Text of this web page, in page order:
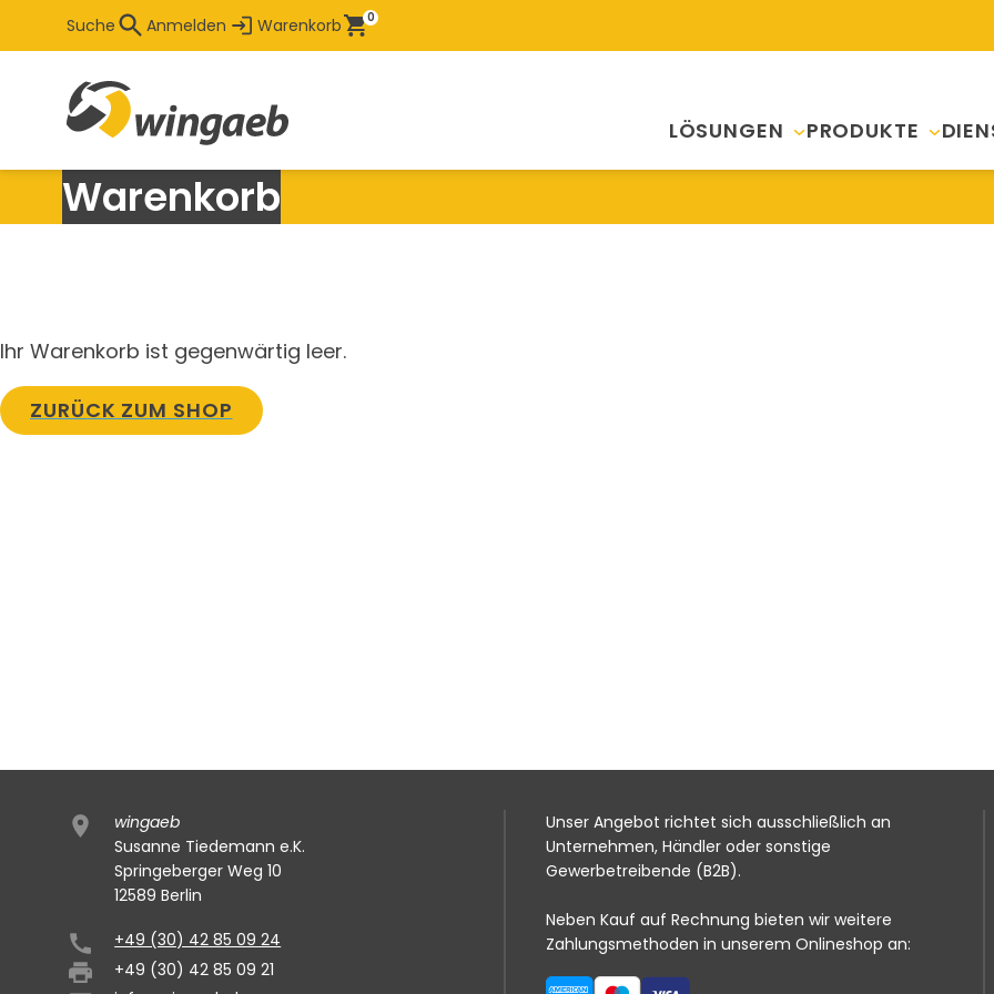
Hauptinhalt
Suche Anmelden 0
Warenkorb
LÖSUNGEN PRODUKTE
Warenkorb
Ihr Warenkorb ist gegenwärtig leer.
ZURÜCK ZUM SHOP
wingaeb
Susanne Tiedemann e.K.
Springeberger Weg 10
12589 Berlin
+49 (30) 42 85 09 24
+49 (30) 42 85 09 21
Unser Angebot richtet sich ausschließlich an
Unternehmen, Händler oder sonstige
Gewerbetreibende (B2B).
Neben Kauf auf Rechnung bieten wir weitere
Zahlungsmethoden in unserem Onlineshop an: